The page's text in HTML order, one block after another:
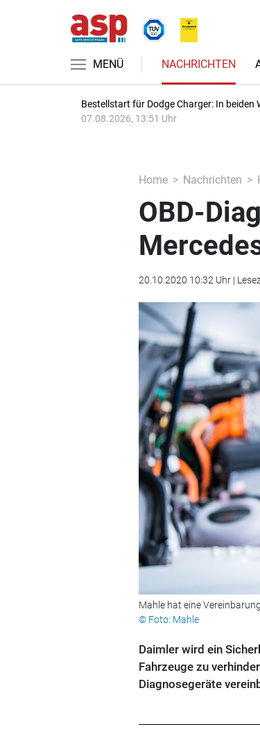
MENÜ NACHRICHTEN
Bestellstart für Dodge Charger: In beiden
07.08.2026, 13:51 Uhr
Home Nachrichten
OBD-
20.10.2020 10:32 Uhr |
Mahle hat eine
© Foto: Mahle
Daimler wird ein
Fahrzeuge zu
Diagnosegeräte